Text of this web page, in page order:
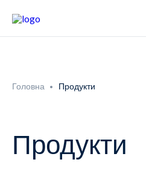
Новини
Головна Продукти
Продукти